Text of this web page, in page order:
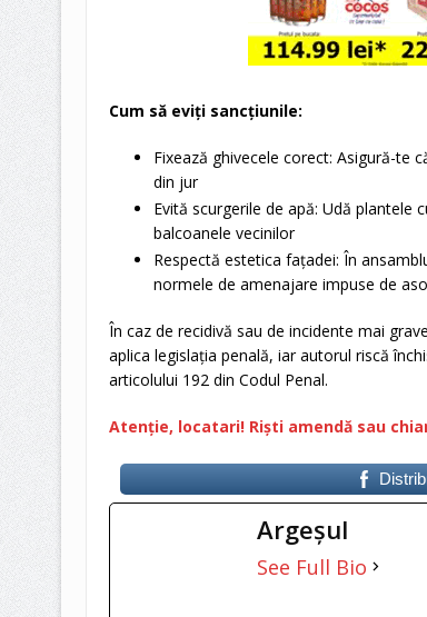
Cum să eviți sancțiunile:
Fixează ghivecele corect: Asigură-te
din jur
Evită scurgerile de apă: Udă plantele
balcoanele vecinilor
Respectă estetica fațadei: În
normele de amenajare impuse de
În caz de recidivă sau de incidente mai
aplica legislația penală, iar autorul riscă
articolului 192 din Codul Penal.
Atenție, locatari! Riști amendă sau
Argeşul
See Full Bio